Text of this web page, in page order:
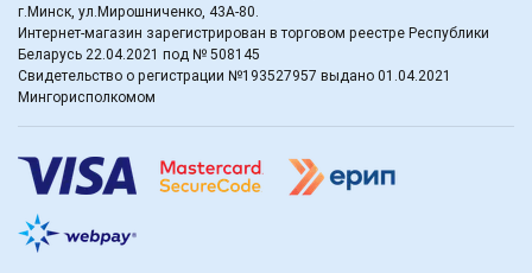
г.Минск, ул.Мирошниченко, 43А-80.
Интернет-магазин зарегистрирован в торговом реестре Республики
Беларусь 22.04.2021 под № 508145
Свидетельство о регистрации №193527957 выдано 01.04.2021
Мингорисполкомом